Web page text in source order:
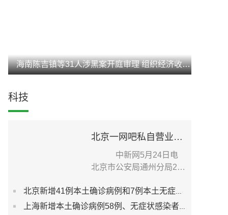
海南陈吉镇等31人涉黑案开庭审理 组织经济收入达3亿元
科技
北京一网吧私自营业致疫情传播扩散 老板被刑事立案调查
中新网5月24日电
北京市公安局通州分局24
北京新增41例本土确诊病例和7例本土无症状感染者
上海新增本土确诊病例58例、无症状感染者422例